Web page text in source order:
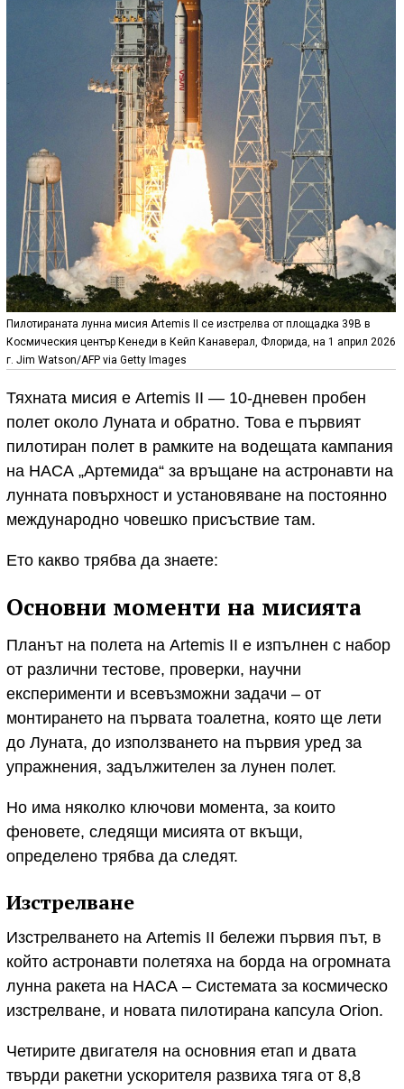
Пилотираната лунна мисия Artemis II се изстрелва от площадка 39B в
Космическия център Кенеди в Кейп Канаверал, Флорида, на 1 април 2026
г. Jim Watson/AFP via Getty Images
Тяхната мисия е Artemis II — 10-дневен пробен
полет около Луната и обратно. Това е първият
пилотиран полет в рамките на водещата кампания
на НАСА „Артемида“ за връщане на астронавти на
лунната повърхност и установяване на постоянно
международно човешко присъствие там.
Ето какво трябва да знаете:
Основни моменти на мисията
Планът на полета на Artemis II е изпълнен с набор
от различни тестове, проверки, научни
експерименти и всевъзможни задачи – от
монтирането на първата тоалетна, която ще лети
до Луната, до използването на първия уред за
упражнения, задължителен за лунен полет.
Но има няколко ключови момента, за които
феновете, следящи мисията от вкъщи,
определено трябва да следят.
Изстрелване
Изстрелването на Artemis II бележи първия път, в
който астронавти полетяха на борда на огромната
лунна ракета на НАСА – Системата за космическо
изстрелване, и новата пилотирана капсула Orion.
Четирите двигателя на основния етап и двата
твърди ракетни ускорителя развиха тяга от 8,8